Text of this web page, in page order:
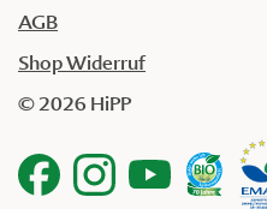
AGB
Shop Widerruf
© 2026 HiPP